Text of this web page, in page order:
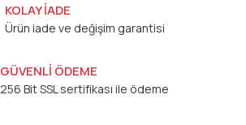
KOLAY İADE
Ürün iade ve değişim garantisi
GÜVENLİ ÖDEME
256 Bit SSL sertifikası ile ödeme